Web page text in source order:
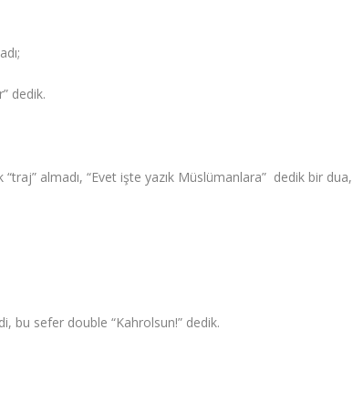
dedik.
almadı, “Evet işte yazık Müslümanlara” dedik bir dua,
bu sefer double “Kahrolsun!” dedik.